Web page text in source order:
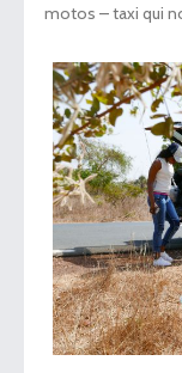
motos – taxi qui